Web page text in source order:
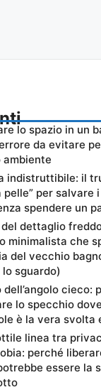
lo spazio in un
da evitare
ambiente
indistruttibile: il
pelle” per salvare
spendere un
dettaglio
minimalista che
del vecchio
sguardo)
dell’angolo cieco:
lo specchio
è la vera svolta
linea tra
perché
essere la